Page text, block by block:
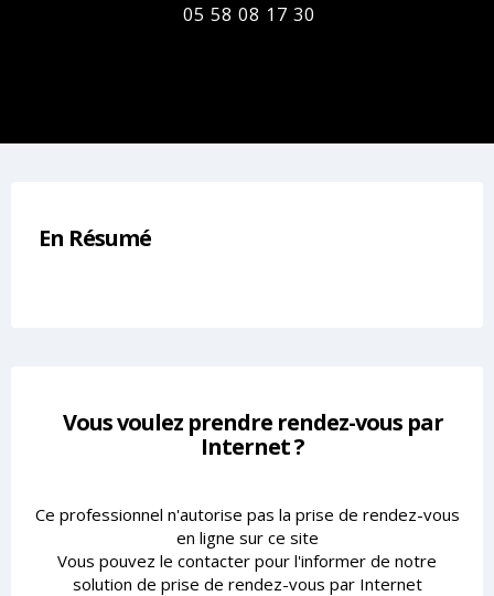
05 58 08 17 30
En Résumé
Vous voulez prendre rendez-vous par
Internet ?
Ce professionnel n'autorise pas la prise de rendez-vous
en ligne sur ce site
Vous pouvez le contacter pour l'informer de notre
solution de prise de rendez-vous par Internet